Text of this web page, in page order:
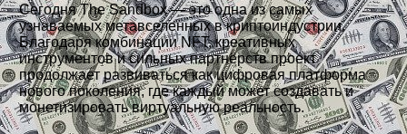
Сегодня The Sandbox — это одна из самых
узнаваемых метавселенных в криптоиндустрии.
Благодаря комбинации NFT, креативных
инструментов и сильных партнёрств проект
продолжает развиваться как цифровая платформа
нового поколения, где каждый может создавать и
монетизировать виртуальную реальность.